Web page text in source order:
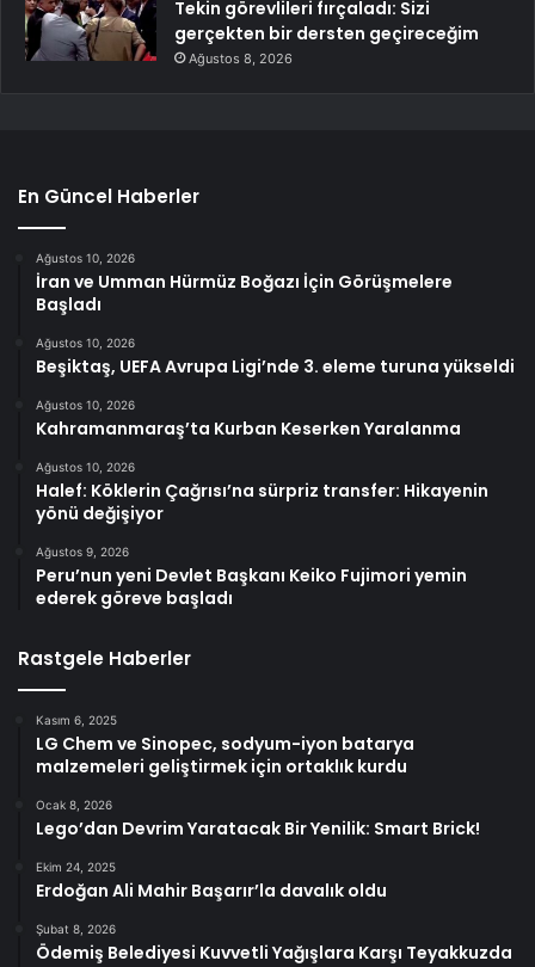
Tekin görevlileri fırçaladı: Sizi
gerçekten bir dersten geçireceğim
Ağustos 8, 2026
En Güncel Haberler
Ağustos 10, 2026
İran ve Umman Hürmüz Boğazı İçin Görüşmelere
Başladı
Ağustos 10, 2026
Beşiktaş, UEFA Avrupa Ligi’nde 3. eleme turuna yükseldi
Ağustos 10, 2026
Kahramanmaraş’ta Kurban Keserken Yaralanma
Ağustos 10, 2026
Halef: Köklerin Çağrısı’na sürpriz transfer: Hikayenin
yönü değişiyor
Ağustos 9, 2026
Peru’nun yeni Devlet Başkanı Keiko Fujimori yemin
ederek göreve başladı
Rastgele Haberler
Kasım 6, 2025
LG Chem ve Sinopec, sodyum-iyon batarya
malzemeleri geliştirmek için ortaklık kurdu
Ocak 8, 2026
Lego’dan Devrim Yaratacak Bir Yenilik: Smart Brick!
Ekim 24, 2025
Erdoğan Ali Mahir Başarır’la davalık oldu
Şubat 8, 2026
Ödemiş Belediyesi Kuvvetli Yağışlara Karşı Teyakkuzda